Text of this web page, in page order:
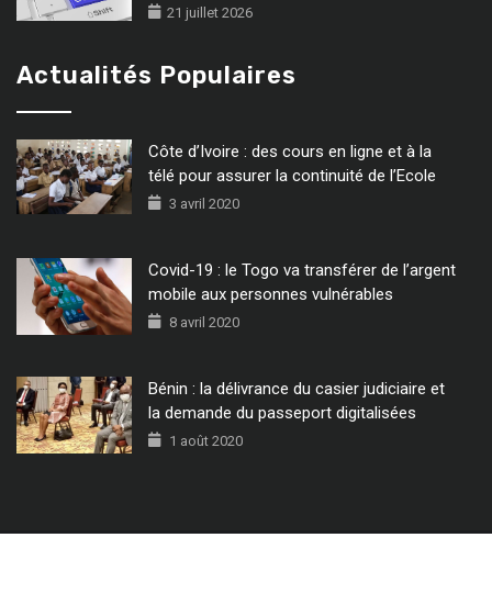
21 juillet 2026
Actualités Populaires
Côte d’Ivoire : des cours en ligne et à la
télé pour assurer la continuité de l’Ecole
3 avril 2020
Covid-19 : le Togo va transférer de l’argent
mobile aux personnes vulnérables
8 avril 2020
Bénin : la délivrance du casier judiciaire et
la demande du passeport digitalisées
1 août 2020